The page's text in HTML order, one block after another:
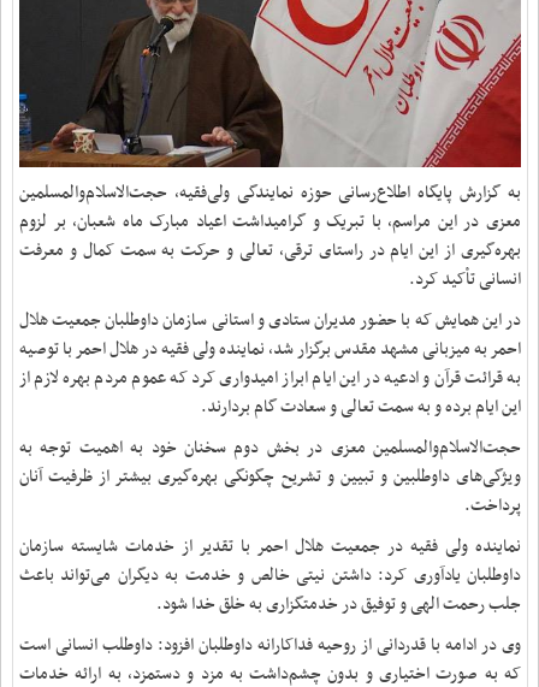
به گزارش پایگاه اطلاع‌رسانی حوزه نمایندگی ولی‌فقیه، حجت‌الاسلام‌والمسلمین
معزی در این مراسم، با تبریک و گرامیداشت اعیاد مبارک ماه شعبان، بر لزوم
بهره‌گیری از این ایام در راستای ترقی، تعالی و حرکت به سمت کمال و معرفت
انسانی تأکید کرد.
در این همایش که با حضور مدیران ستادی و استانی سازمان داوطلبان جمعیت هلال
احمر به میزبانی مشهد مقدس برگزار شد، نماینده ولی فقیه در هلال احمر با توصیه
به قرائت قرآن و ادعیه در این ایام ابراز امیدواری کرد که عموم مردم بهره لازم از
این ایام برده و به سمت تعالی و سعادت گام بردارند.
حجت‌الاسلام‌والمسلمین معزی در بخش دوم سخنان خود به اهمیت توجه به
ویژگی‌های داوطلبین و تبیین و تشریح چگونگی بهره‌گیری بیشتر از ظرفیت آنان
پرداخت.
نماینده ولی فقیه در جمعیت هلال احمر با تقدیر از خدمات شایسته سازمان
داوطلبان یادآوری کرد: داشتن نیتی خالص و خدمت به دیگران می‌تواند باعث
جلب رحمت الهی و توفیق در خدمتگزاری به خلق خدا شود.
وی در ادامه با قدردانی از روحیه فداکارانه داوطلبان افزود: داوطلب انسانی است
که به صورت اختیاری و بدون چشم‌داشت به مزد و دستمزد، به ارائه خدمات